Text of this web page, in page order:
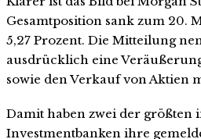
Gesamtposition sank zum 20.
5,27 Prozent. Die Mitteilung
ausdrücklich eine
sowie den Verkauf von Aktien
Damit haben zwei der größten
Investmentbanken ihre